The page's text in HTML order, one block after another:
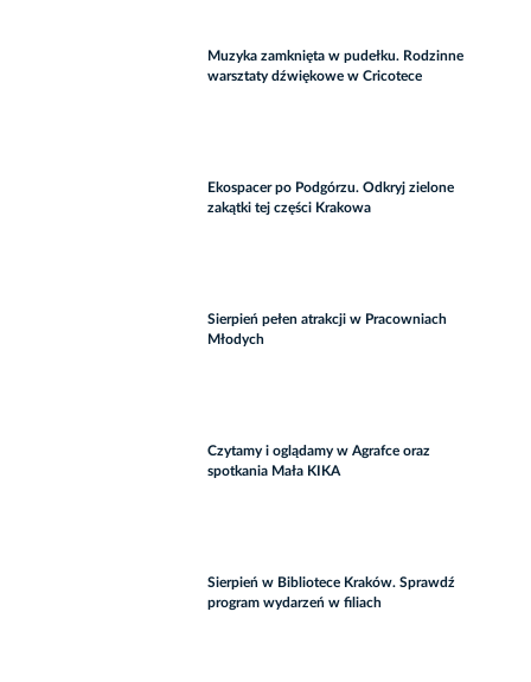
Muzyka zamknięta w pudełku. Rodzinne
warsztaty dźwiękowe w Cricotece
Ekospacer po Podgórzu. Odkryj zielone
zakątki tej części Krakowa
Sierpień pełen atrakcji w Pracowniach
Młodych
Czytamy i oglądamy w Agrafce oraz
spotkania Mała KIKA
Sierpień w Bibliotece Kraków. Sprawdź
program wydarzeń w filiach